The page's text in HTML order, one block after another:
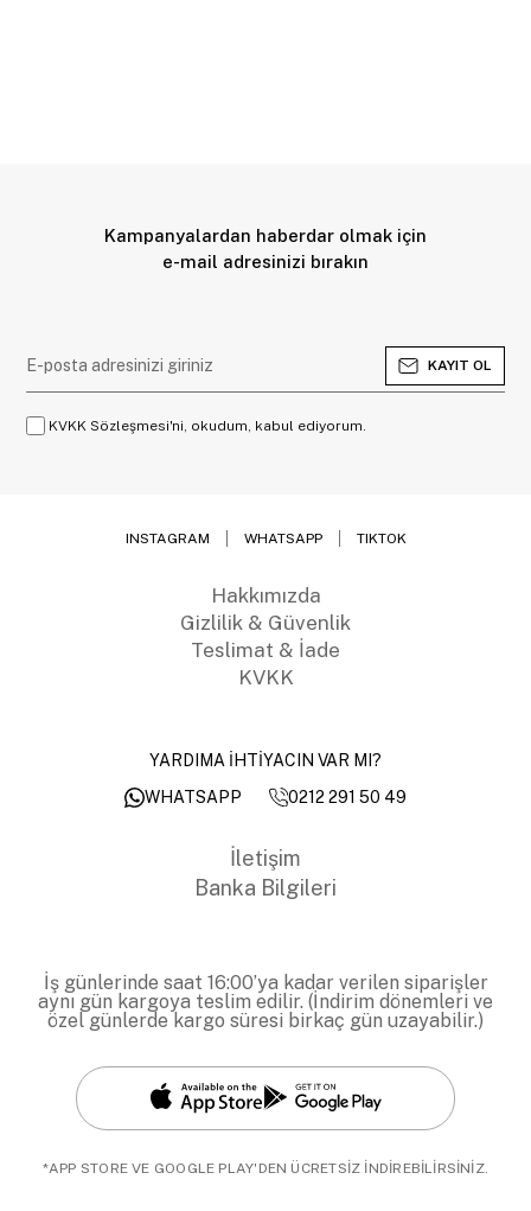
Kampanyalardan haberdar olmak için
e-mail adresinizi bırakın
KAYIT OL
KVKK Sözleşmesi'ni, okudum, kabul ediyorum.
INSTAGRAM WHATSAPP TIKTOK
Hakkımızda
Gizlilik & Güvenlik
Teslimat & İade
KVKK
YARDIMA İHTİYACIN VAR MI?
WHATSAPP
0212 291 50 49
İletişim
Banka Bilgileri
İş günlerinde saat 16:00’ya kadar verilen siparişler
aynı gün kargoya teslim edilir. (İndirim dönemleri ve
özel günlerde kargo süresi birkaç gün uzayabilir.)
*APP STORE VE GOOGLE PLAY'DEN ÜCRETSİZ İNDİREBİLİRSİNİZ.